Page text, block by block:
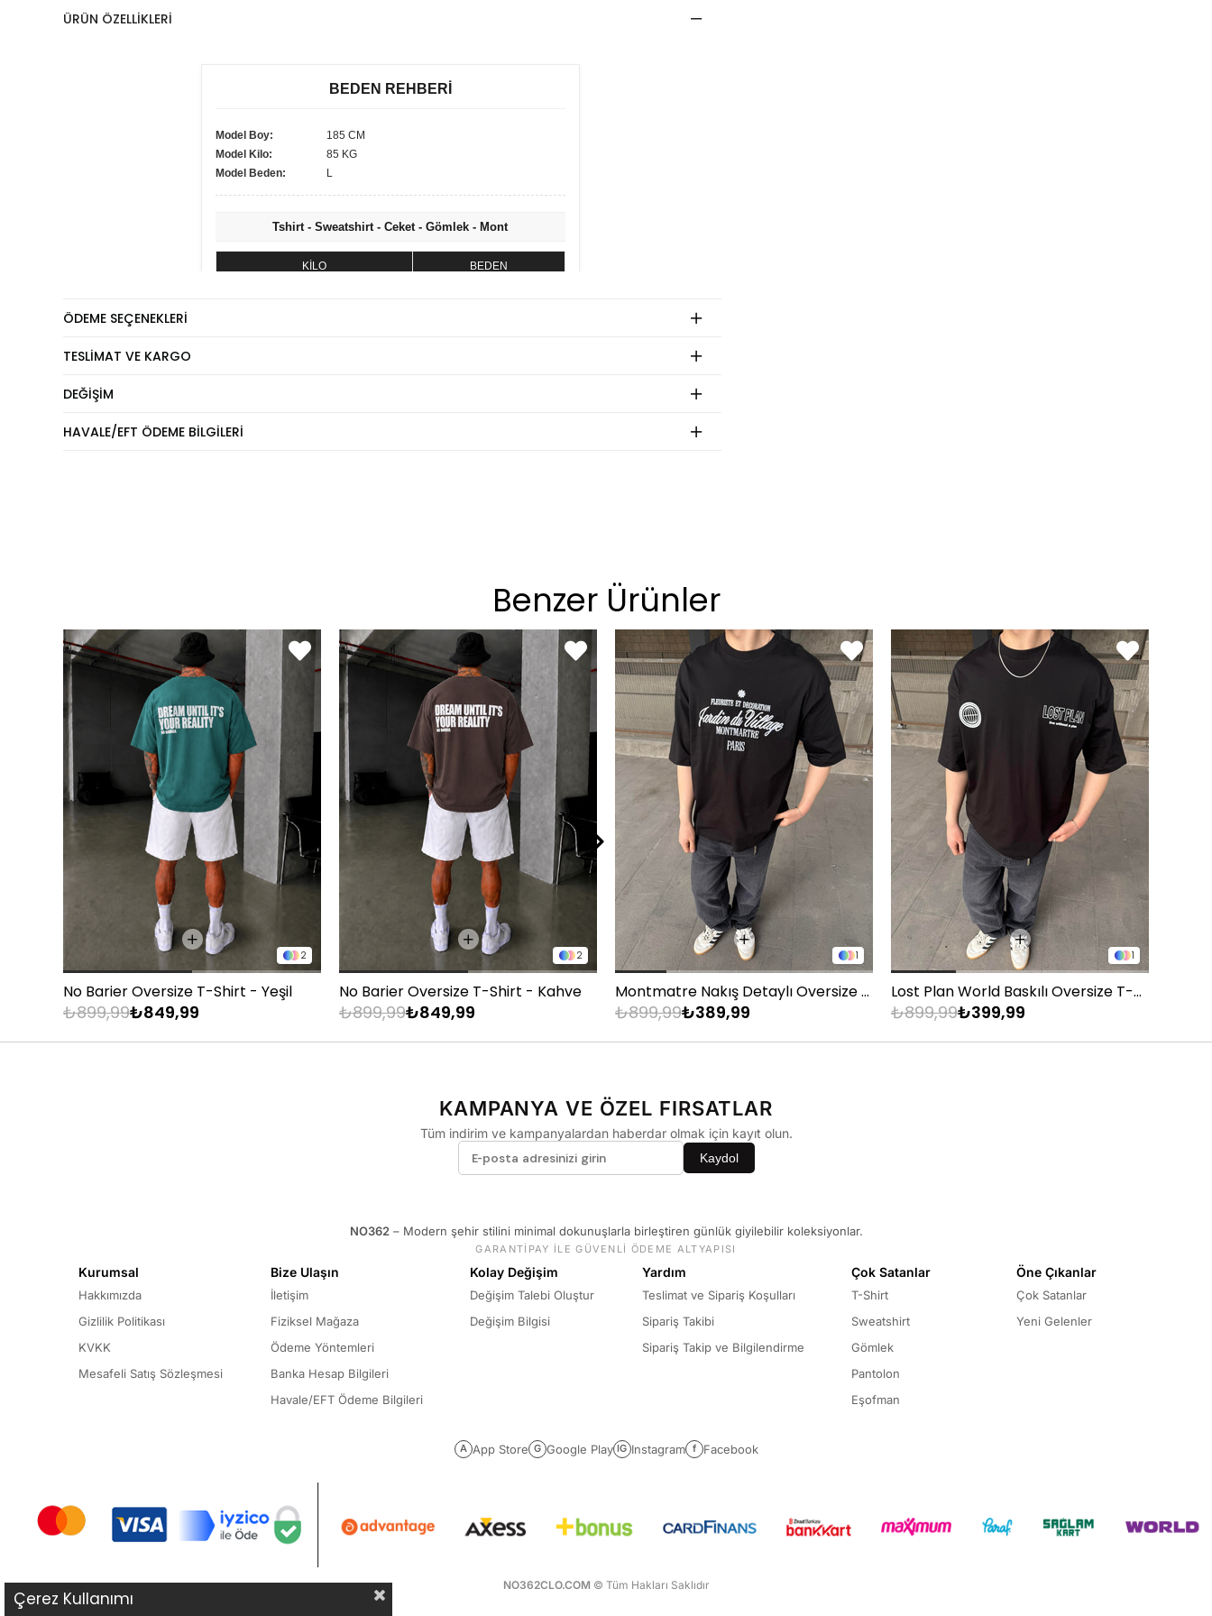
ÜRÜN ÖZELLIKLERI
BEDEN REHBERİ
Model Boy:
185 CM
Model Kilo:
85 KG
Model Beden:
L
Tshirt - Sweatshirt - Ceket - Gömlek - Mont
KİLO BEDEN
Pantolon
BEDEN
30
33
89 - 93 kg
94 - 110 kg 36
ÖDEME SEÇENEKLERI
TESLIMAT VE KARGO
DEĞIŞIM
HAVALE/EFT ÖDEME BILGILERI
Benzer Ürünler
2
No Barier Oversize T-Shirt - Yeşil
₺849,99
₺899,99
2
No Barier Oversize T-Shirt - Kahve
₺849,99
₺899,99
1
Montmatre Nakış Detaylı Oversize T-Shirt - Siyah
₺389,99
₺899,99
1
Lost Plan World Baskılı Oversize T-Shirt - Siyah
₺399,99
₺899,99
KAMPANYA VE ÖZEL FIRSATLAR
Tüm indirim ve kampanyalardan haberdar olmak için kayıt olun.
Kaydol
NO362 – Modern şehir stilini minimal dokunuşlarla birleştiren günlük giyilebilir koleksiyonlar.
GARANTİPAY İLE GÜVENLİ ÖDEME ALTYAPISI
Kurumsal
Hakkımızda
Gizlilik Politikası
KVKK
Mesafeli Satış Sözleşmesi
Bize Ulaşın
İletişim
Fiziksel Mağaza
Ödeme Yöntemleri
Banka Hesap Bilgileri
Havale/EFT Ödeme Bilgileri
Kolay Değişim
Değişim Talebi Oluştur
Değişim Bilgisi
Yardım
Teslimat ve Sipariş Koşulları
Sipariş Takibi
Sipariş Takip ve Bilgilendirme
Çok Satanlar
T-Shirt
Sweatshirt
Gömlek
Pantolon
Eşofman
Öne Çıkanlar
Çok Satanlar
Yeni Gelenler
A App Store G Google Play IG Instagram f Facebook
NO362CLO.COM © Tüm Hakları Saklıdır
Çerez Kullanımı